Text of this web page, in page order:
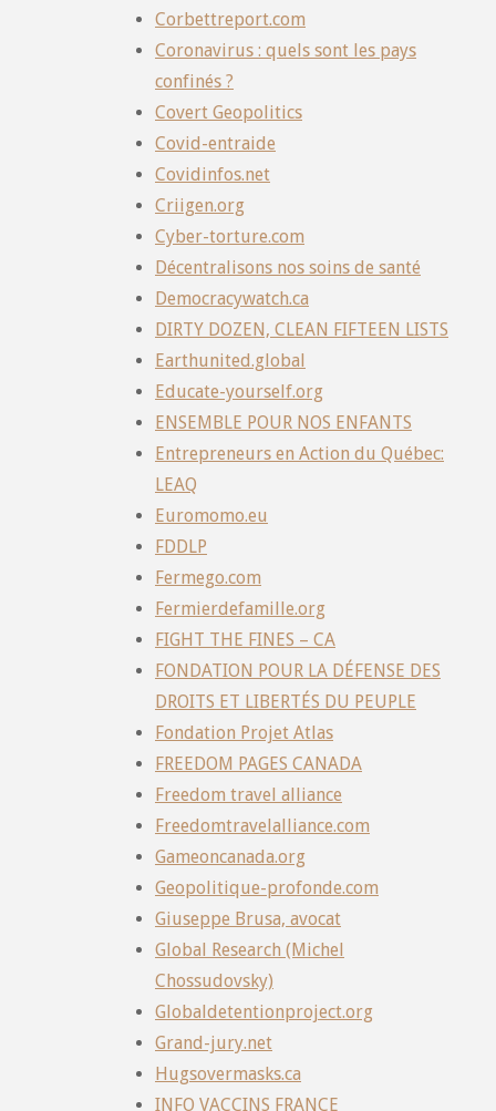
Corbettreport.com
Coronavirus : quels sont les pays
confinés ?
Covert Geopolitics
Covid-entraide
Covidinfos.net
Criigen.org
Cyber-torture.com
Décentralisons nos soins de santé
Democracywatch.ca
DIRTY DOZEN, CLEAN FIFTEEN LISTS
Earthunited.global
Educate-yourself.org
ENSEMBLE POUR NOS ENFANTS
Entrepreneurs en Action du Québec:
LEAQ
Euromomo.eu
FDDLP
Fermego.com
Fermierdefamille.org
FIGHT THE FINES – CA
FONDATION POUR LA DÉFENSE DES
DROITS ET LIBERTÉS DU PEUPLE
Fondation Projet Atlas
FREEDOM PAGES CANADA
Freedom travel alliance
Freedomtravelalliance.com
Gameoncanada.org
Geopolitique-profonde.com
Giuseppe Brusa, avocat
Global Research (Michel
Chossudovsky)
Globaldetentionproject.org
Grand-jury.net
Hugsovermasks.ca
INFO VACCINS FRANCE